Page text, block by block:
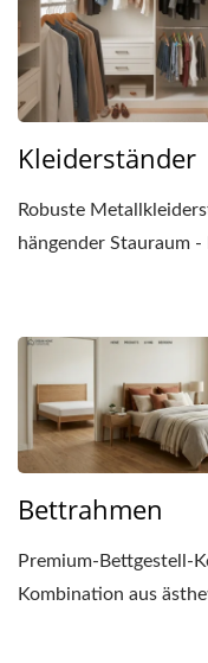
Kleiderständer
Robuste
hängender Stauraum
Bettrahmen
Premium-Bettgestell-
Kombination aus